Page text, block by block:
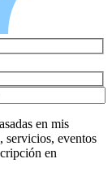
en mis
servicios, eventos
en